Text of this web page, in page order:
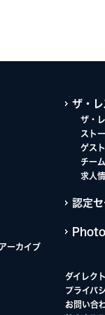
ーカイブ
ザ・レ
ザ・
スト
ゲス
チー
求人
認定
ダイレク
プライバ
お問い合